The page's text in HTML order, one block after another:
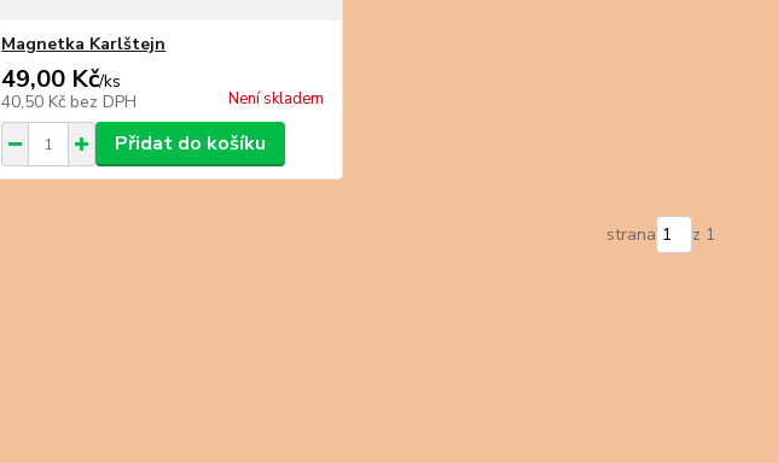
Magnetka Karlštejn
49,00 Kč/ks
40,50 Kč bez DPH Není skladem
Přidat do košíku
strana z 1